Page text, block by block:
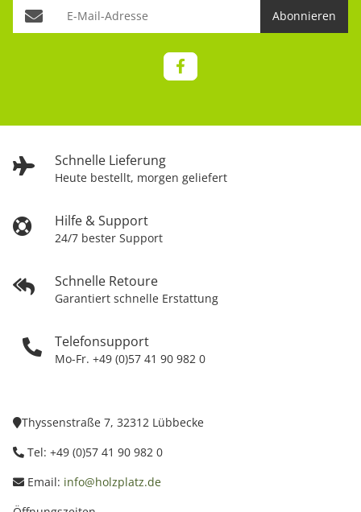
Schnelle Lieferung
Heute bestellt, morgen geliefert
Hilfe & Support
24/7 bester Support
Schnelle Retoure
Garantiert schnelle Erstattung
Telefonsupport
Mo-Fr. +49 (0)57 41 90 982 0
Abonnieren
Thyssenstraße 7, 32312 Lübbecke
Tel: +49 (0)57 41 90 982 0
Email: info@holzplatz.de